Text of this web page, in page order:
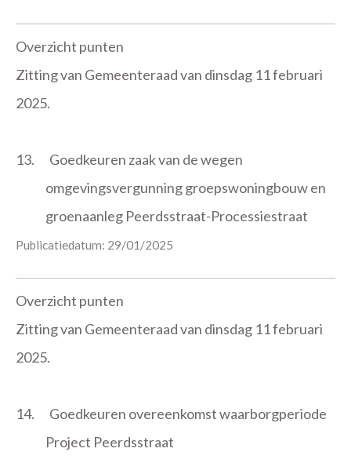
Overzicht punten
Zitting van Gemeenteraad van dinsdag 11 februari
2025.
13.
Goedkeuren zaak van de wegen
omgevingsvergunning groepswoningbouw en
groenaanleg Peerdsstraat-Processiestraat
Publicatiedatum: 29/01/2025
Overzicht punten
Zitting van Gemeenteraad van dinsdag 11 februari
2025.
14.
Goedkeuren overeenkomst waarborgperiode
Project Peerdsstraat